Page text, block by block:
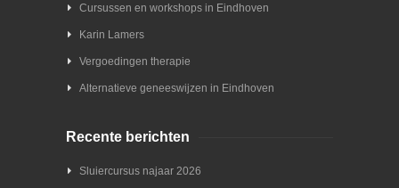
Cursussen en workshops in Eindhoven
Karin Lamers
Vergoedingen therapie
Alternatieve geneeswijzen in Eindhoven
Recente berichten
Sluiercursus najaar 2026